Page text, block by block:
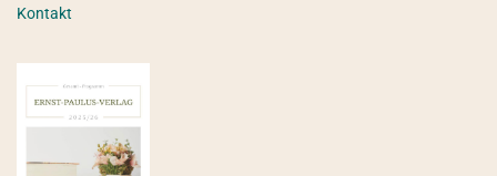
Kontakt